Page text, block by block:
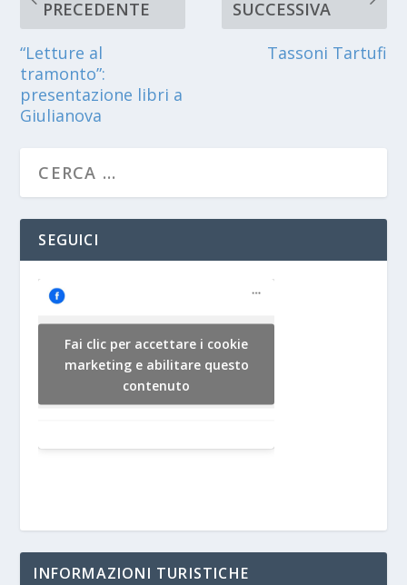
PRECEDENTE
“Letture al
tramonto”:
presentazione libri a
Giulianova
SUCCESSIVA
Tassoni Tartufi
SEGUICI
Fai clic per accettare i cookie
marketing e abilitare questo
contenuto
INFORMAZIONI TURISTICHE